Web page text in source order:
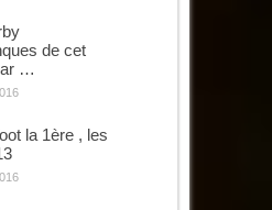
de cet
…
la 1ère , les